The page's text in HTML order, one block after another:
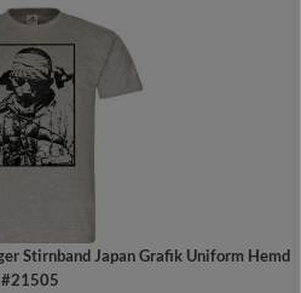
Stirnband Japan Grafik Uniform Hemd
#21505